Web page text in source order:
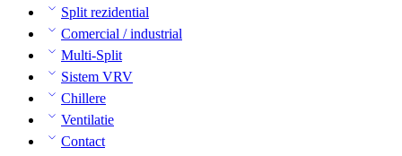
Split rezidential
Comercial / industrial
Multi-Split
Sistem VRV
Chillere
Ventilatie
Contact